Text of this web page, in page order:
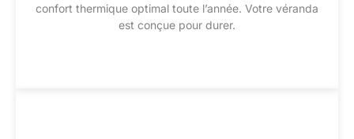
confort thermique optimal toute l’année. Votre véranda
est conçue pour durer.